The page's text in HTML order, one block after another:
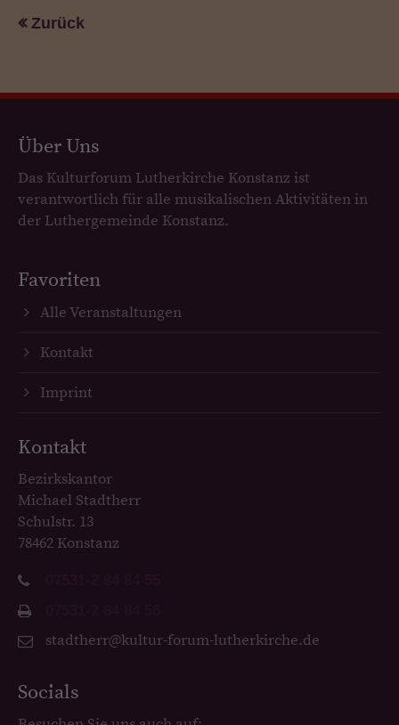
Zurück
Über Uns
Das Kulturforum Lutherkirche Konstanz ist
verantwortlich für alle musikalischen Aktivitäten in
der Luthergemeinde Konstanz.
Favoriten
Alle Veranstaltungen
Kontakt
Imprint
Kontakt
Bezirkskantor
Michael Stadtherr
Schulstr. 13
78462 Konstanz
stadtherr@kultur-forum-lutherkirche.de
Socials